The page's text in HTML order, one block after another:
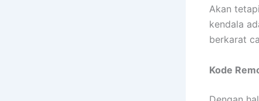
Akan
kendala
berkarat
Kode